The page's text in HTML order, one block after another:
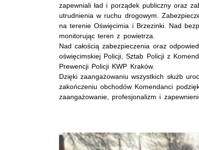
zapewniali ład i porządek publiczny oraz
utrudnienia w ruchu drogowym.
na terenie Oświęcimia i Brzezinki. Nad
monitorując teren z powietrza.
Nad całością zabezpieczenia oraz
oświęcimskiej Policji, Sztab Policji z
Prewencji Policji KWP Kraków.
Dzięki zaangażowaniu wszystkich służb
zakończeniu obchodów Komendanci
zaangażowanie, profesjonalizm i